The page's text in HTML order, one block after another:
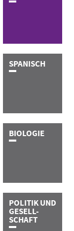
S­P­A­N­I­S­C­H
B­I­O­L­O­G­I­E
POLITIKUND
GESELL-
SCHAFT